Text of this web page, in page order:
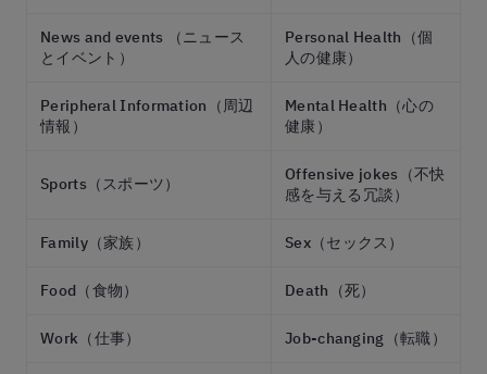
News and events （ニュース
とイベント）
Personal Health（個
人の健康）
Peripheral Information（周辺
情報）
Mental Health（心の
健康）
Sports（スポーツ）
Offensive jokes（不快
感を与える冗談）
Family（家族） Sex（セックス）
Food（食物） Death（死）
Work（仕事） Job-changing（転職）